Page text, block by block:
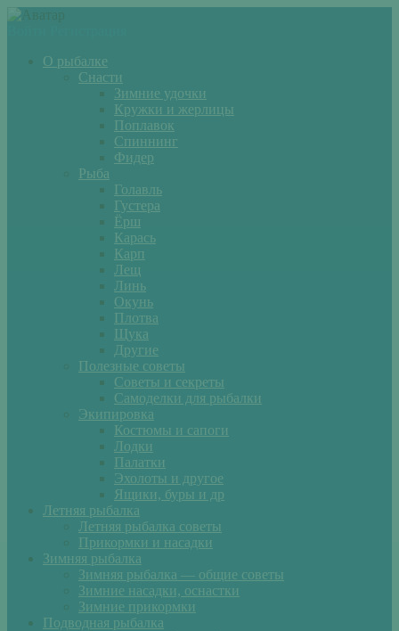
О рыбалке
Снасти
Зимние удочки
Кружки и жерлицы
Поплавок
Спиннинг
Фидер
Рыба
Голавль
Густера
Ёрш
Карась
Карп
Лещ
Линь
Окунь
Плотва
Щука
Другие
Полезные советы
Советы и секреты
Самоделки для рыбалки
Экипировка
Костюмы и сапоги
Лодки
Палатки
Эхолоты и другое
Ящики, буры и др
Летняя рыбалка
Летняя рыбалка советы
Прикормки и насадки
Зимняя рыбалка
Зимняя рыбалка — общие советы
Зимние насадки, оснастки
Зимние прикормки
Подводная рыбалка